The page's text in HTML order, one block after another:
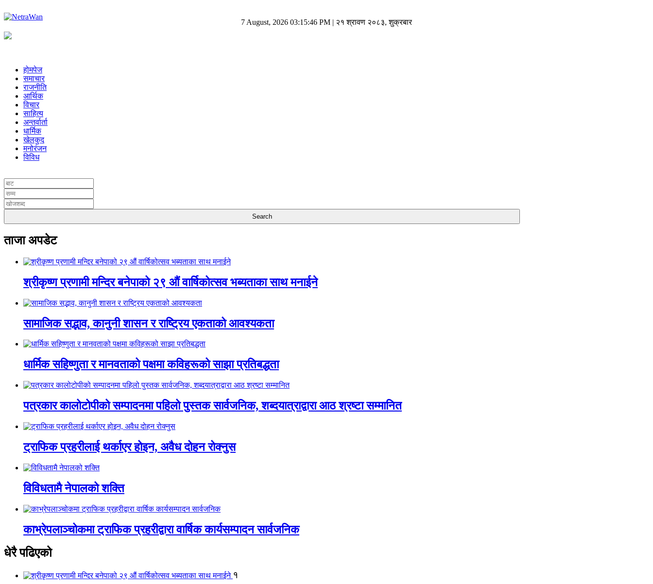
7 August, 2026 03:15:46 PM | २१ श्रावण २०८३, शुक्रबार
होमपेज
समाचार
राजनीति
आर्थिक
विचार
साहित्य
अन्तर्वार्ता
धार्मिक
खेलकुद
मनोरंजन
विविध
ताजा अपडेट
श्रीकृष्ण प्रणामी मन्दिर बनेपाको २९ औं वार्षिकोत्सव भब्यताका साथ मनाईने
सामाजिक सद्भाव, कानुनी शासन र राष्ट्रिय एकताको आवश्यकता
धार्मिक सहिष्णुता र मानवताको पक्षमा कविहरूको साझा प्रतिबद्धता
पत्रकार कालोटोपीको सम्पादनमा पहिलो पुस्तक सार्वजनिक, शब्दयात्राद्वारा आठ श्रष्टा सम्मानित
ट्राफिक प्रहरीलाई थर्काएर होइन, अवैध दोहन रोक्नुस
विविधतामै नेपालको शक्ति
काभ्रेपलाञ्चोकमा ट्राफिक प्रहरीद्वारा वार्षिक कार्यसम्पादन सार्वजनिक
धेरै पढिएको
१